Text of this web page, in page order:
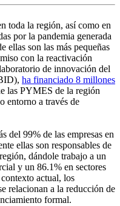
toda la región, así como en
por la pandemia generada
son las más pequeñas
con la reactivación
de innovación del
ha financiado 8 millones
las PYMES de la región
entorno a través de
del 99% de las empresas en
ellas son responsables de
dándole trabajo a un
y un 86.1% en sectores
actual, los
relacionan a la reducción de
formal.